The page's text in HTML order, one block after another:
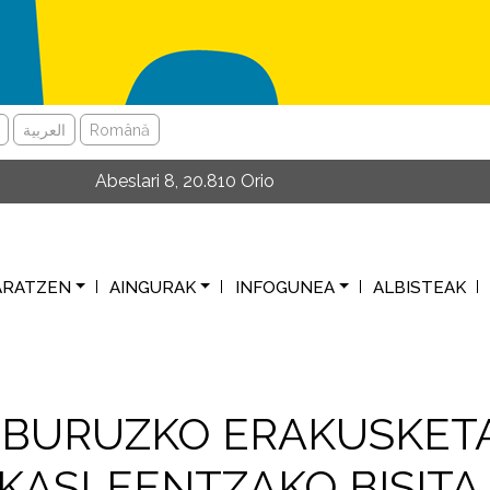
العربية Română
Abeslari 8, 20.810 Orio
AINGURAK INFOGUNEA ALBISTEAK